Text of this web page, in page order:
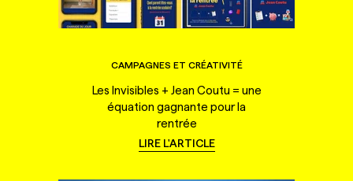
CAMPAGNES ET CRÉATIVITÉ
Les Invisibles + Jean Coutu = une
équation gagnante pour la
rentrée
LIRE L'ARTICLE